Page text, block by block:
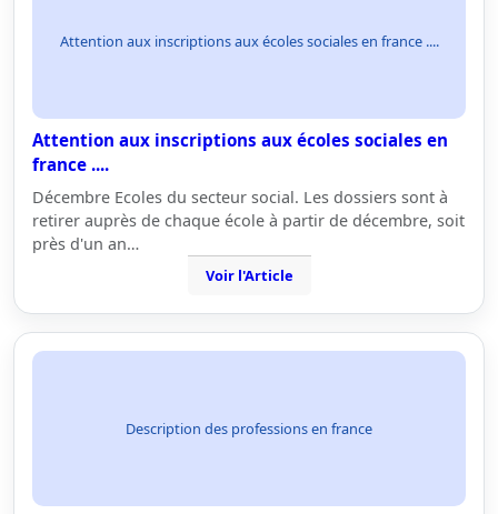
Attention aux inscriptions aux écoles sociales en france ....
Attention aux inscriptions aux écoles sociales en
france ....
Décembre Ecoles du secteur social. Les dossiers sont à
retirer auprès de chaque école à partir de décembre, soit
près d'un an…
Voir l'Article
Description des professions en france